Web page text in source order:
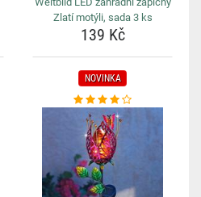
Zlatí motýli, sada 3 ks
139 Kč
NOVINKA